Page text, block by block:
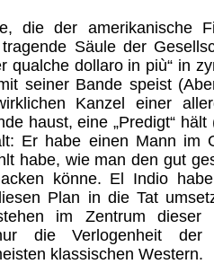
die der amerikanische
Säule der
qualche dollaro in più“ in
seiner Bande speist
Kanzel einer
haust, eine „Predigt“ hält
Er habe einen Mann im
habe, wie man den gut
könne. El Indio
Plan in die Tat
im Zentrum dieser
die Verlogenheit der
klassischen Western.